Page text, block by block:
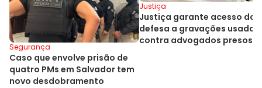
Segurança
Caso que envolve prisão de
quatro PMs em Salvador tem
novo desdobramento
Justiça
Justiça garante acesso da
defesa a gravações usadas
contra advogados presos